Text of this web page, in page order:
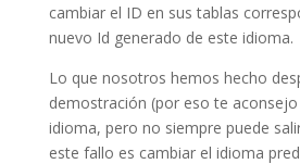
cambiar el ID en sus tablas
nuevo Id generado de este idioma.
Lo que nosotros hemos hecho
demostración (por eso te
idioma, pero no siempre puede
este fallo es cambiar el idioma